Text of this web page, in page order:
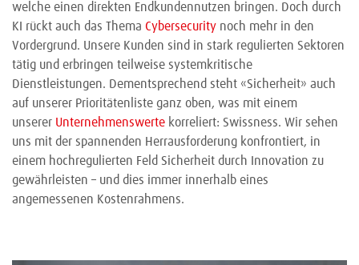
welche einen direkten Endkundennutzen bringen. Doch durch
KI rückt auch das Thema Cybersecurity noch mehr in den
Vordergrund. Unsere Kunden sind in stark regulierten Sektoren
tätig und erbringen teilweise systemkritische
Dienstleistungen. Dementsprechend steht «Sicherheit» auch
auf unserer Prioritätenliste ganz oben, was mit einem
unserer Unternehmenswerte korreliert: Swissness. Wir sehen
uns mit der spannenden Herrausforderung konfrontiert, in
einem hochregulierten Feld Sicherheit durch Innovation zu
gewährleisten – und dies immer innerhalb eines
angemessenen Kostenrahmens.